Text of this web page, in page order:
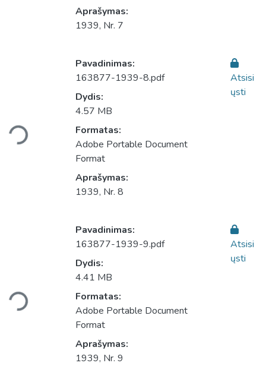
Aprašymas:
1939, Nr. 7
Įkeliama...
Pavadinimas:
163877-1939-8.pdf
Dydis:
4.57 MB
Formatas:
Adobe Portable Document
Format
Aprašymas:
1939, Nr. 8
Atsisi
ųsti
Įkeliama...
Pavadinimas:
163877-1939-9.pdf
Dydis:
4.41 MB
Formatas:
Adobe Portable Document
Format
Aprašymas:
1939, Nr. 9
Atsisi
ųsti